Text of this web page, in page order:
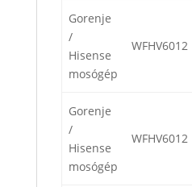
Gorenje
/
Hisense
mosógép
WFHV6012
Gorenje
/
Hisense
mosógép
WFHV6012